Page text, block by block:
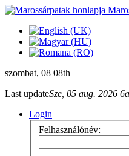
szombat, 08 08th
Last updateSze, 05 aug. 2026
Login
Felhasználónév: